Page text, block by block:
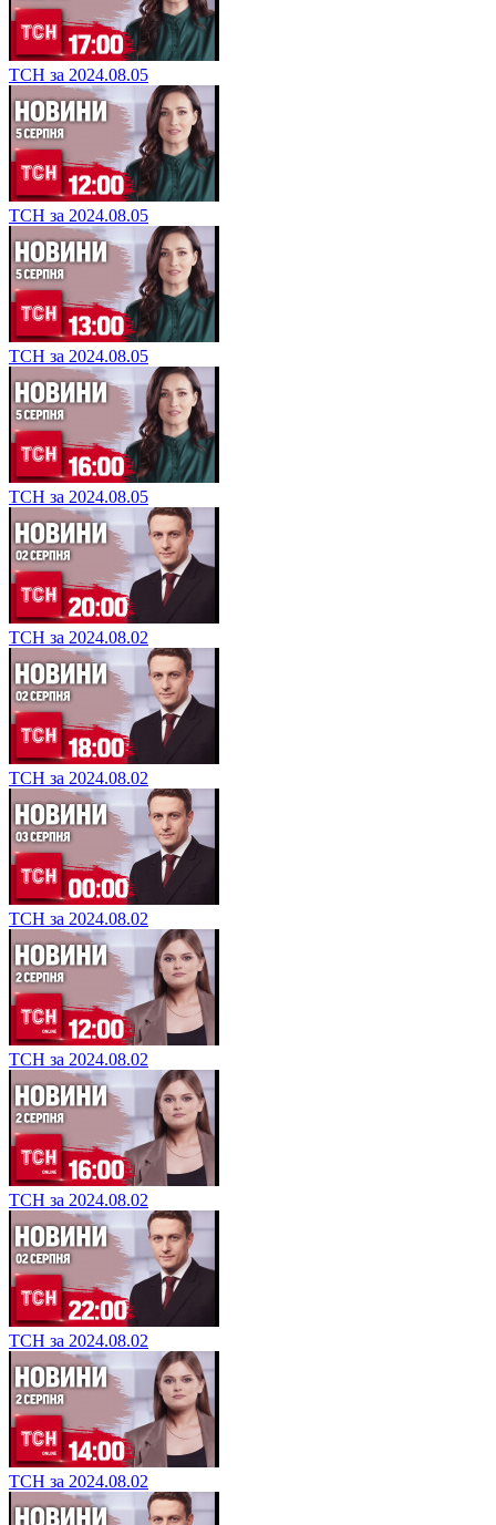
ТСН за 2024.08.05
ТСН за 2024.08.05
ТСН за 2024.08.05
ТСН за 2024.08.05
ТСН за 2024.08.02
ТСН за 2024.08.02
ТСН за 2024.08.02
ТСН за 2024.08.02
ТСН за 2024.08.02
ТСН за 2024.08.02
ТСН за 2024.08.02